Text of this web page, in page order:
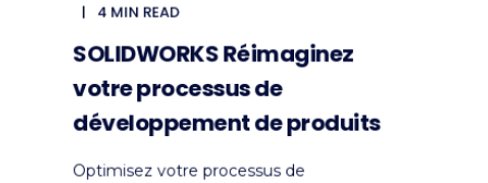
4 MIN READ
SOLIDWORKS Réimaginez
votre processus de
développement de produits
Optimisez votre processus de